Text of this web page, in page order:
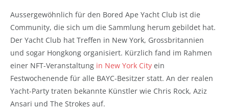
Aussergewöhnlich für den Bored Ape Yacht Club ist die
Community, die sich um die Sammlung herum gebildet hat.
Der Yacht Club hat Treffen in New York, Grossbritannien
und sogar Hongkong organisiert. Kürzlich fand im Rahmen
einer NFT-Veranstaltung in New York City ein
Festwochenende für alle BAYC-Besitzer statt. An der realen
Yacht-Party traten bekannte Künstler wie Chris Rock, Aziz
Ansari und The Strokes auf.